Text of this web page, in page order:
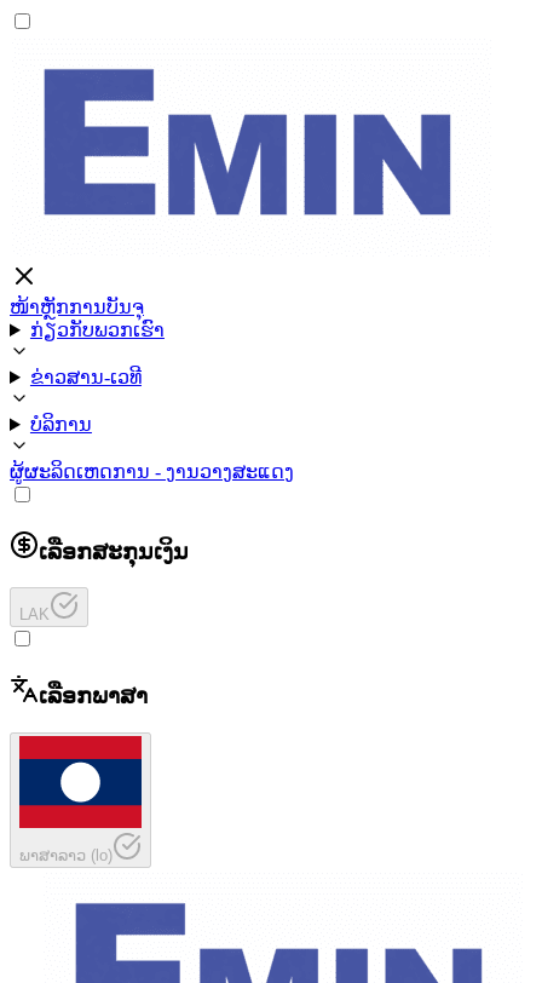
ໜ້າຫຼັກການບັນຈຸ
ກ່ຽວກັບພວກເຮົາ
ຂ່າວສານ-ເວທີ
ບໍລິການ
ຜູ້ຜະລິດເຫດການ - ງານວາງສະແດງ
ເລືອກສະກຸນເງິນ
LAK
ເລືອກພາສາ
ພາສາລາວ (lo)